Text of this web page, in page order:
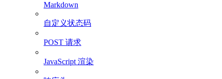
Markdown
自定义状态码
POST 请求
JavaScript 渲染